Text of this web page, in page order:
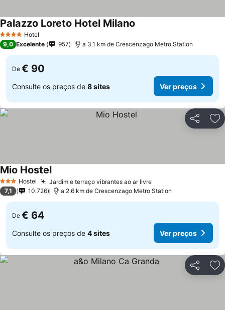
4 EstrelasHotel
Palazzo Loreto Hotel Milano
9,0 Excelente 957 a 3.1 km de Crescenzago Metro Station
De € 90
Consulte os preços de 8 sites Ver preços
Partilhar
3 EstrelasHostel Jardim e terraço vibrantes ao ar livre
Mio Hostel
7,1 10.726 a 2.6 km de Crescenzago Metro Station
De € 64
Consulte os preços de 4 sites Ver preços
Partilhar